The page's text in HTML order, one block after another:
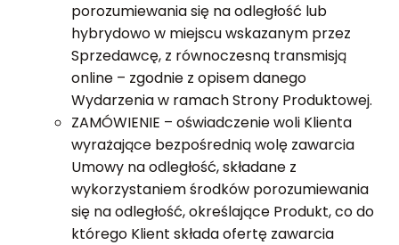
porozumiewania się na odległość lub
hybrydowo w miejscu wskazanym przez
Sprzedawcę, z równoczesną transmisją
online – zgodnie z opisem danego
Wydarzenia w ramach Strony Produktowej.
ZAMÓWIENIE – oświadczenie woli Klienta
wyrażające bezpośrednią wolę zawarcia
Umowy na odległość, składane z
wykorzystaniem środków porozumiewania
się na odległość, określające Produkt, co do
którego Klient składa ofertę zawarcia